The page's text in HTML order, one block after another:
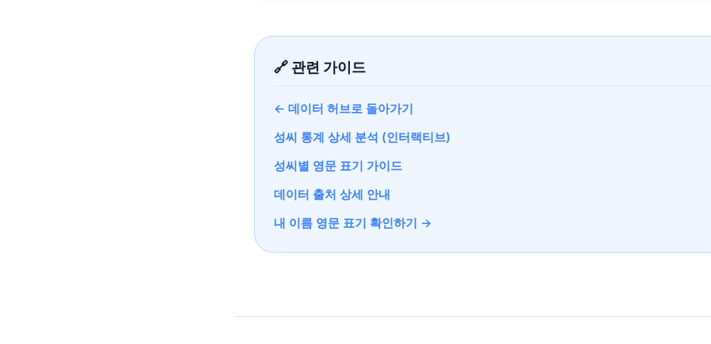
🔗 관련 가이드
← 데이터 허브로 돌아가기
성씨 통계 상세 분석 (인터랙티브)
성씨별 영문 표기 가이드
데이터 출처 상세 안내
내 이름 영문 표기 확인하기 →